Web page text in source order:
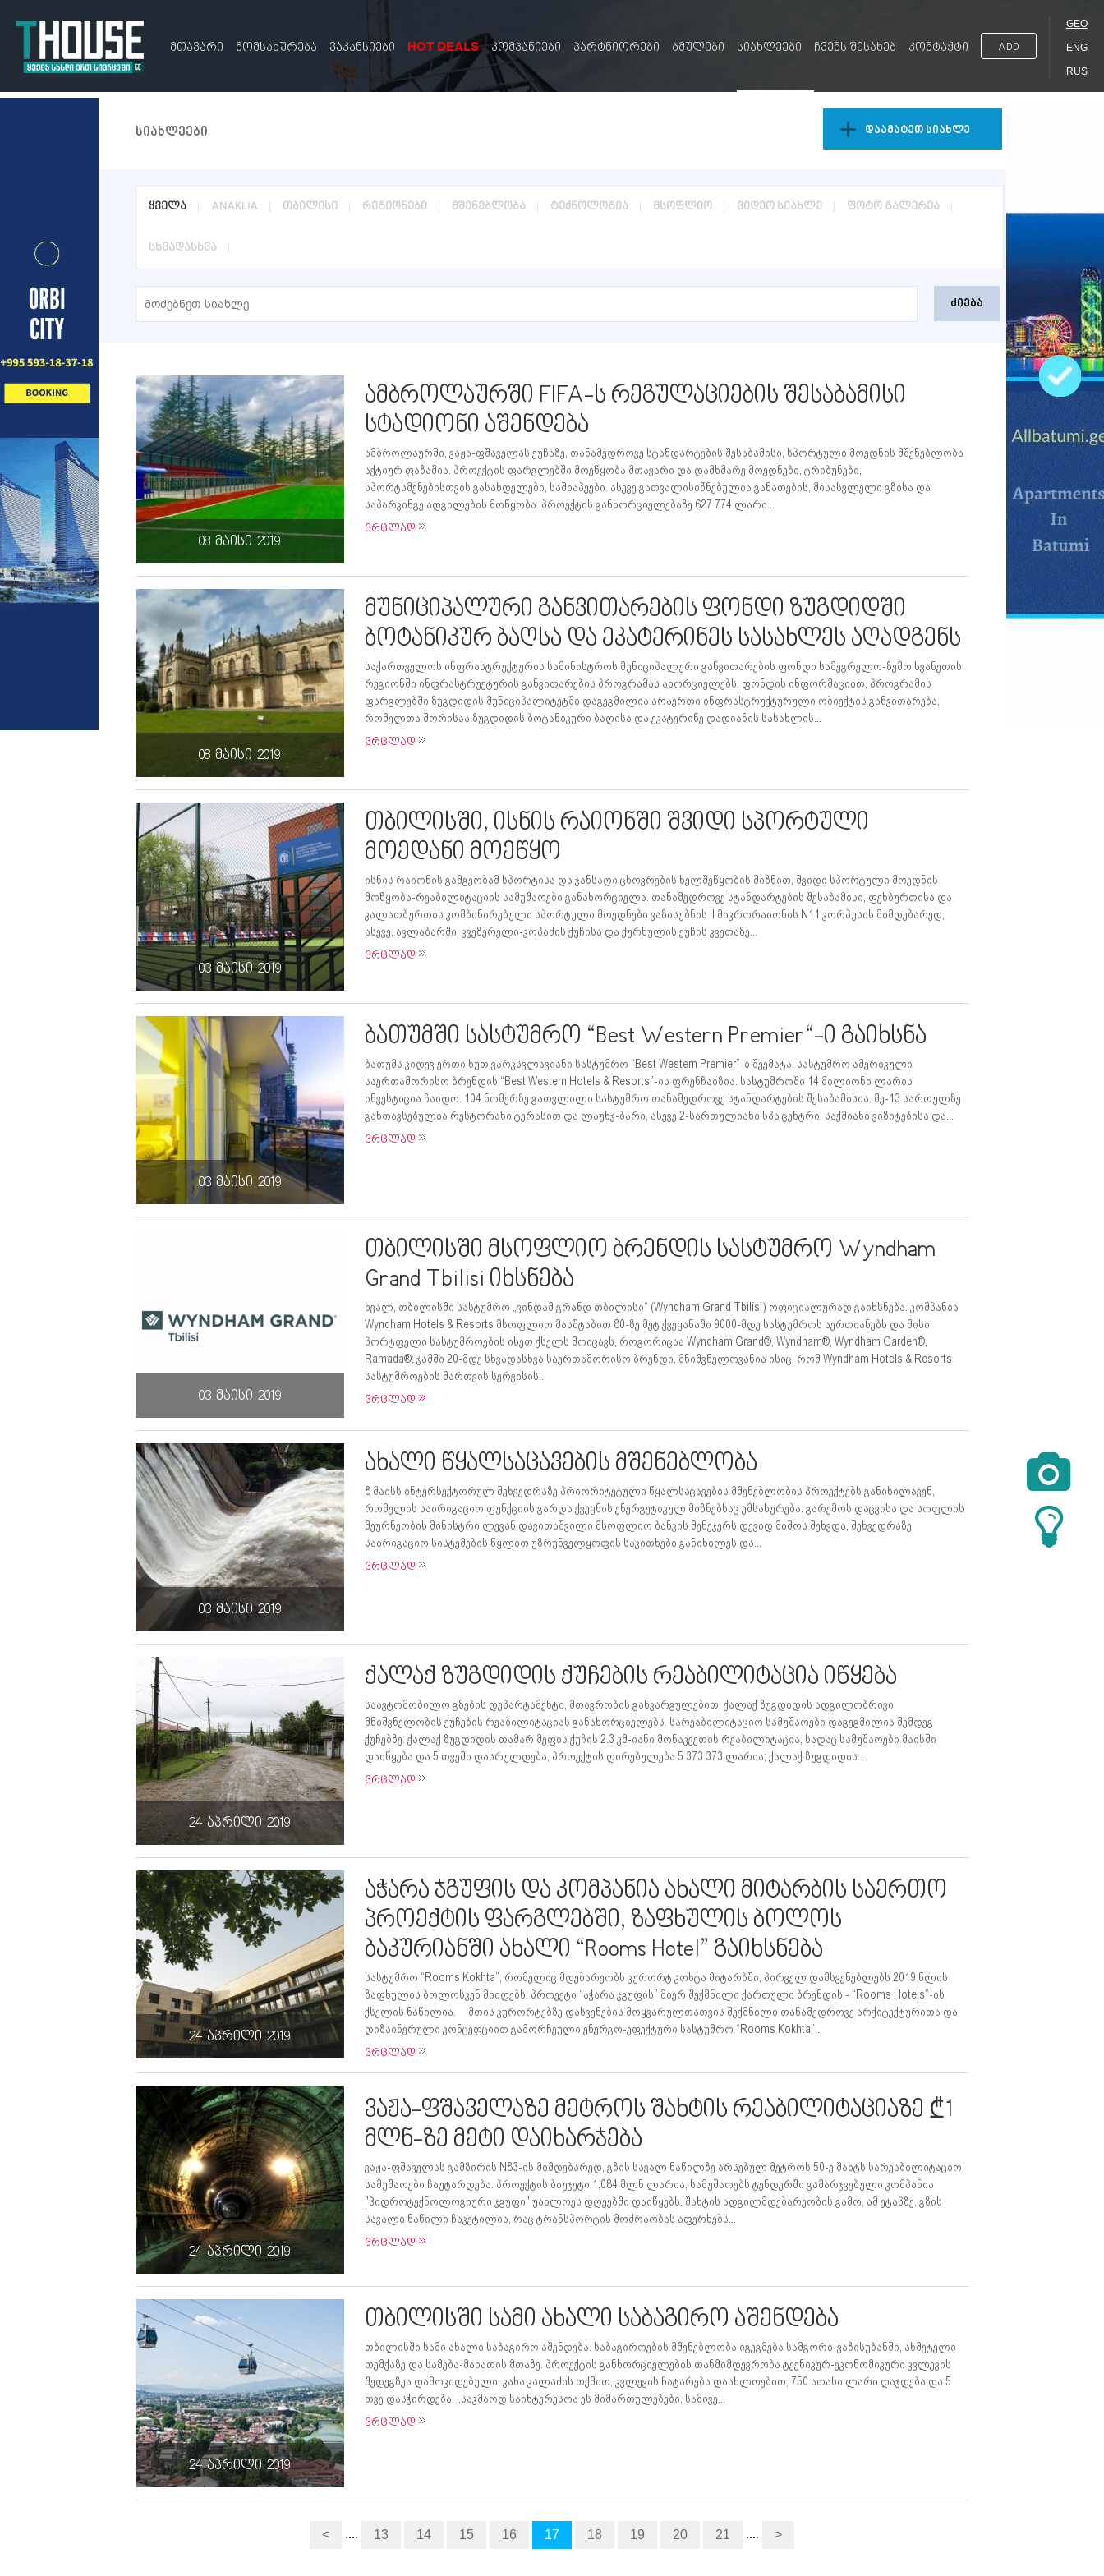
მთავარი მომსახურება ვაკანსიები HOT DEALS კომპანიები პარტნიორები ბმულები სიახლეები ჩვენს შესახებ კონტაქტი ADD
GEO
ENG
RUS
სიახლეები დაამატეთ სიახლე
ყველა ANAKLIA თბილისი რეგიონები მშენებლობა ტექნოლოგია მსოფლიო ვიდეო სიახლე ფოტო გალერეა
სხვადასხვა
ძიება
08 მაისი 2019
ამბროლაურში FIFA-ს რეგულაციების შესაბამისი
სტადიონი აშენდება
ამბროლაურში, ვაჟა-ფშაველას ქუჩაზე, თანამედროვე სტანდარტების შესაბამისი, სპორტული მოედნის მშენებლობა
აქტიურ ფაზაშია. პროექტის ფარგლებში მოეწყობა მთავარი და დამხმარე მოედნები, ტრიბუნები,
სპორტსმენებისთვის გასახდელები, საშხაპეები. ასევე გათვალისიწნებულია განათების, მისასვლელი გზისა და
საპარკინგე ადგილების მოწყობა. პროექტის განხორციელებაზე 627 774 ლარი...
ვრცლად
08 მაისი 2019
მუნიციპალური განვითარების ფონდი ზუგდიდში
ბოტანიკურ ბაღსა და ეკატერინეს სასახლეს აღადგენს
საქართველოს ინფრასტრუქტურის სამინისტროს მუნიციპალური განვითარების ფონდი სამეგრელო-ზემო სვანეთის
რეგიონში ინფრასტრუქტურის განვითარების პროგრამას ახორციელებს. ფონდის ინფორმაციით, პროგრამის
ფარგლებში ზუგდიდის მუნიციპალიტეტში დაგეგმილია არაერთი ინფრასტრუქტურული ობიექტის განვითარება,
რომელთა შორისაა ზუგდიდის ბოტანიკური ბაღისა და ეკატერინე დადიანის სასახლის...
ვრცლად
03 მაისი 2019
თბილისში, ისნის რაიონში შვიდი სპორტული
მოედანი მოეწყო
ისნის რაიონის გამგეობამ სპორტისა და ჯანსაღი ცხოვრების ხელშეწყობის მიზნით, შვიდი სპორტული მოედნის
მოწყობა-რეაბილიტაციის სამუშაოები განახორციელა. თანამედროვე სტანდარტების შესაბამისი, ფეხბურთისა და
კალათბურთის კომბინირებული სპორტული მოედნები ვაზისუბნის II მიკრორაიონის N11 კორპუსის მიმდებარედ,
ასევე, ავლაბარში, კვეზერელი-კოპაძის ქუჩისა და ქურხულის ქუჩის კვეთაზე...
ვრცლად
03 მაისი 2019
ბათუმში სასტუმრო “Best Western Premier“-ი გაიხსნა
ბათუმს კიდევ ერთი ხუთ ვარკსვლავიანი სასტუმრო “Best Western Premier”-ი შეემატა. სასტუმრო ამერიკული
საერთაშორისო ბრენდის “Best Western Hotels & Resorts”-ის ფრენჩაიზია. სასტუმროში 14 მილიონი ლარის
ინვესტიცია ჩაიდო. 104 ნომერზე გათვლილი სასტუმრო თანამედროვე სტანდარტების შესაბამისია. მე-13 სართულზე
განთავსებულია რესტორანი ტერასით და ლაუნჯ-ბარი, ასევე 2-სართულიანი სპა ცენტრი. საქმიანი ვიზიტებისა და...
ვრცლად
03 მაისი 2019
თბილისში მსოფლიო ბრენდის სასტუმრო Wyndham
Grand Tbilisi იხსნება
ხვალ, თბილისში სასტუმრო „ვინდამ გრანდ თბილისი“ (Wyndham Grand Tbilisi) ოფიციალურად გაიხსნება. კომპანია
Wyndham Hotels & Resorts მსოფლიო მასშტაბით 80-ზე მეტ ქვეყანაში 9000-მდე სასტუმროს აერთიანებს და მისი
პორტფელი სასტუმროების ისეთ ქსელს მოიცავს, როგორიცაა Wyndham Grand®, Wyndham®, Wyndham Garden®,
Ramada®; ჯამში 20-მდე სხვადასხვა საერთაშორისო ბრენდი. მნიშვნელოვანია ისიც, რომ Wyndham Hotels & Resorts
სასტუმროების მართვის სერვისის...
ვრცლად
03 მაისი 2019
ახალი წყალსაცავების მშენებლობა
8 მაისს ინტერსექტორულ შეხვედრაზე პრიორიტეტული წყალსაცავების მშენებლობის პროექტებს განიხილავენ,
რომელის საირიგაციო ფუნქციის გარდა ქვეყნის ენერგეტიკულ მიზნებსაც ემსახურება. გარემოს დაცვისა და სოფლის
მეურნეობის მინისტრი ლევან დავითაშვილი მსოფლიო ბანკის მენეჯერს დევიდ მიშოს შეხვდა, შეხვედრაზე
საირიგაციო სისტემების წყლით უზრუნველყოფის საკითხები განიხილეს და...
ვრცლად
24 აპრილი 2019
ქალაქ ზუგდიდის ქუჩების რეაბილიტაცია იწყება
საავტომობილო გზების დეპარტამენტი, მთავრობის განკარგულებით, ქალაქ ზუგდიდის ადგილობრივი
მნიშვნელობის ქუჩების რეაბილიტაციას განახორციელებს. სარეაბილიტაციო სამუშაოები დაგეგმილია შემდეგ
ქუჩებზე: ქალაქ ზუგდიდის თამარ მეფის ქუჩის 2.3 კმ-იანი მონაკვეთის რეაბილიტაცია, სადაც სამუშაოები მაისში
დაიწყება და 5 თვეში დასრულდება, პროექტის ღირებულება 5 373 373 ლარია; ქალაქ ზუგდიდის...
ვრცლად
24 აპრილი 2019
აჭარა ჯგუფის და კომპანია ახალი მიტარბის საერთო
პროექტის ფარგლებში, ზაფხულის ბოლოს
ბაკურიანში ახალი “Rooms Hotel” გაიხსნება
სასტუმრო “Rooms Kokhta”, რომელიც მდებარეობს კურორტ კოხტა მიტარბში, პირველ დამსვენებლებს 2019 წლის
ზაფხულის ბოლოსკენ მიიღებს. პროექტი “აჭარა ჯგუფის” მიერ შექმნილი ქართული ბრენდის - “Rooms Hotels”-ის
ქსელის ნაწილია. მთის კურორტებზე დასვენების მოყვარულთათვის შექმნილი თანამედროვე არქიტექტურითა და
დიზაინერული კონცეფციით გამორჩეული ენერგო-ეფექტური სასტუმრო “Rooms Kokhta”...
ვრცლად
24 აპრილი 2019
ვაჟა-ფშაველაზე მეტროს შახტის რეაბილიტაციაზე ₾1
მლნ-ზე მეტი დაიხარჯება
ვაჟა-ფშაველას გამზირის N83-ის მიმდებარედ, გზის სავალ ნაწილზე არსებულ მეტროს 50-ე შახტს სარეაბილიტაციო
სამუშაოები ჩაუტარდება. პროექტის ბიუჯეტი 1,084 მლნ ლარია, სამუშაოებს ტენდერში გამარჯვებული კომპანია
"ჰიდროტექნოლოგიური ჯგუფი" უახლოეს დღეებში დაიწყებს. შახტის ადგილმდებარეობის გამო, ამ ეტაპზე, გზის
სავალი ნაწილი ჩაკეტილია, რაც ტრანსპორტის მოძრაობას აფერხებს...
ვრცლად
24 აპრილი 2019
თბილისში სამი ახალი საბაგირო აშენდება
თბილისში სამი ახალი საბაგირო აშენდება. საბაგიროების მშენებლობა იგეგმება სამგორი-ვაზისუბანში, ახმეტელი-
თემქაზე და სამება-მახათის მთაზე. პროექტის განხორციელების თანმიმდევრობა ტექნიკურ-ეკონომიკური კვლევის
შედეგზეა დამოკიდებული. კახა კალაძის თქმით, კვლევის ჩატარება დაახლოებით, 750 ათასი ლარი დაჯდება და 5
თვე დასჭირდება. „საკმაოდ საინტერესოა ეს მიმართულებები, სამივე...
ვრცლად
< .... 13 14 15 16 17 18 19 20 21 .... >
